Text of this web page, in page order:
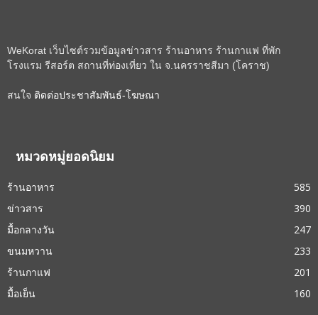
WeKorat เว็บไซต์รวมข้อมูลข่าวสาร ร้านอาหาร ร้านกาแฟ ที่พัก
โรงแรม รีสอร์ต สถานที่ท่องเที่ยว ใน จ.นครราชสีมา (โคราช)
สนใจ ติดต่อประชาสัมพันธ์-โฆษณา
หมวดหมู่ยอดนิยม
ร้านอาหาร
585
ข่าวสาร
390
มื้อกลางวัน
247
ขนมหวาน
233
ร้านกาแฟ
201
มื้อเย็น
160